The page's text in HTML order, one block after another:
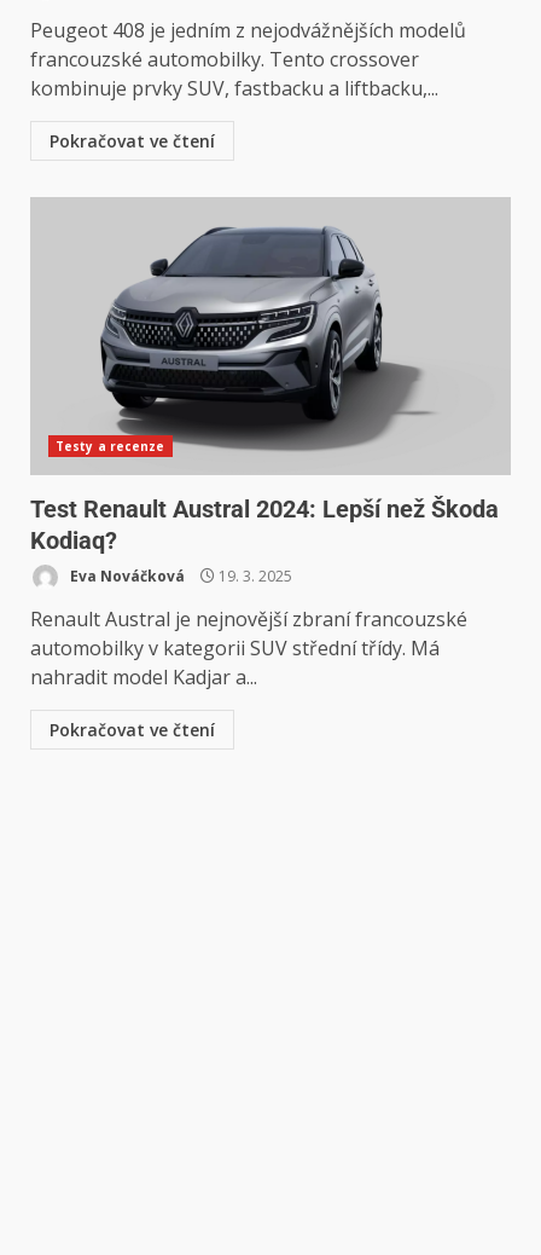
Peugeot 408 je jedním z nejodvážnějších modelů
francouzské automobilky. Tento crossover
kombinuje prvky SUV, fastbacku a liftbacku,...
Pokračovat ve čtení
Testy a recenze
Test Renault Austral 2024: Lepší než Škoda
Kodiaq?
Eva Nováčková 19. 3. 2025
Renault Austral je nejnovější zbraní francouzské
automobilky v kategorii SUV střední třídy. Má
nahradit model Kadjar a...
Pokračovat ve čtení